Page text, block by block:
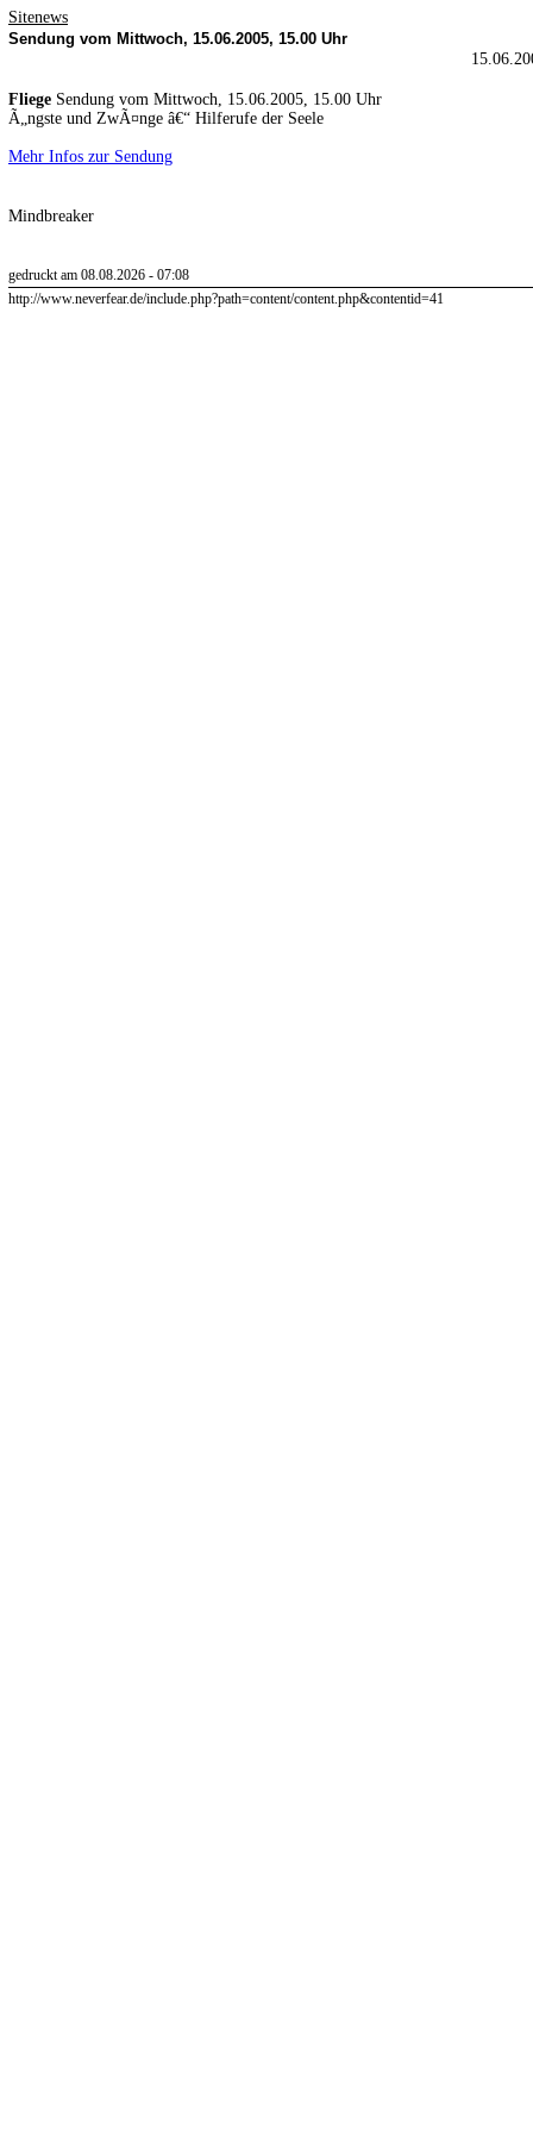
Sitenews
Sendung vom Mittwoch, 15.06.2005, 15.00 Uhr
Fliege Sendung vom Mittwoch, 15.06.2005, 15.00 Uhr
Ã„ngste und ZwÃ¤nge â€“ Hilferufe der Seele
Mehr Infos zur Sendung
Mindbreaker
gedruckt am 08.08.2026 - 07:08
http://www.neverfear.de/include.php?path=content/content.php&contentid=41